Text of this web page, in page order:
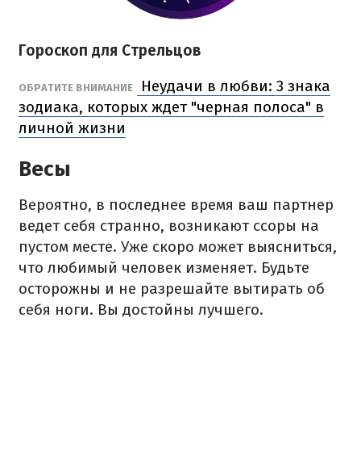
Гороскоп для Стрельцов
ОБРАТИТЕ ВНИМАНИЕ
Неудачи в любви: 3 знака
зодиака, которых ждет "черная полоса" в
личной жизни
Весы
Вероятно, в последнее время ваш партнер
ведет себя странно, возникают ссоры на
пустом месте. Уже скоро может выясниться,
что любимый человек изменяет. Будьте
осторожны и не разрешайте вытирать об
себя ноги. Вы достойны лучшего.